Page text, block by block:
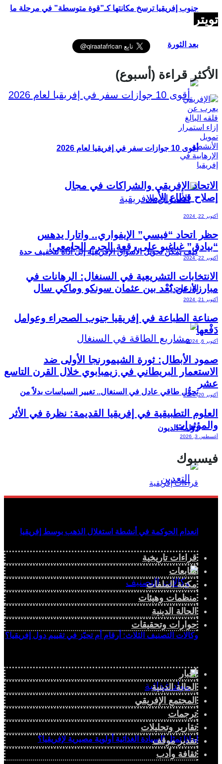
جنوب إفريقيا ترسخ مكانتها كـ”قوة متوسطة” في مرحلة ما
بعد الثورة
أقوى 10 جوازات سفر في إفريقيا لعام 2026
كيف يمكن تحويل الأسواق الإفريقية إلى أداة لتخفيف حدة
الأزمات؟
تحوُّل طاقي عادل في السنغال.. تغيير السياسات بدلاً من
دوّامة الديون
انعدام الحوكمة في أنشطة استغلال الذهب بوسط إفريقيا
وكالات التصنيف الثلاث: أرقام أم تحيّز في تقييم دول إفريقيا؟
لماذا تمثل السيادة الغذائية أولوية مصيرية لإفريقيا؟
تويتر
الأكثر قراءة (أسبوع)
الاتحاد الإفريقي والشراكات في مجال
إصلاح قطاع الأمن
أكتوبر 22, 2024
حظر اتحاد “فيسي” الإيفواري.. واتارا يدهس
“بيادق” غباغبو على رقعة الحرم الجامعي!
أكتوبر 22, 2024
الانتخابات التشريعية في السنغال: الرهانات في
مبارزة عن بُعْد بين عثمان سونكو وماكي سال
أكتوبر 21, 2024
صناعة الطباعة في إفريقيا جنوب الصحراء وعوامل
دَفْعها
أكتوبر 6, 2024
صمود الأبطال: ثورة الشيمورنجا الأولى ضد
الاستعمار البريطاني في زيمبابوي خلال القرن التاسع
عشر
أكتوبر 20, 2024
العلوم التطبيقية في إفريقيا القديمة: نظرة في الأثر
والمؤثرات
أغسطس 3, 2026
فيسبوك
قراءات تاريخية
متابعات
مكتبة الملفات
منظمات وهيئات
الحالة الدينية
حوارات وتحقيقات
أخبار
الحالة الدينية
المجتمع الإفريقي
ترجمات
تقارير وتحليلات
تقدير موقف
ثقافة وأدب